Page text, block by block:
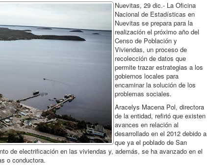
Nuevitas, 29 dic.- La Oficina
Nacional de Estadísticas en
Nuevitas se prepara para la
realización el próximo año del
Censo de Población y
Viviendas, un proceso de
recolección de datos que
permite trazar estrategias a los
gobiernos locales para
encaminar la solución de los
problemas sociales.
Aracelys Macena Pol, directora
de la entidad, refirió que existen
avances en relación al
desarrollado en el 2012 debido a
que ya el poblado de San
de electrificación en las viviendas y, además, se ha avanzado en el
o conductora.